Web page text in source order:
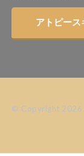
アトピー
© Copyright 2026